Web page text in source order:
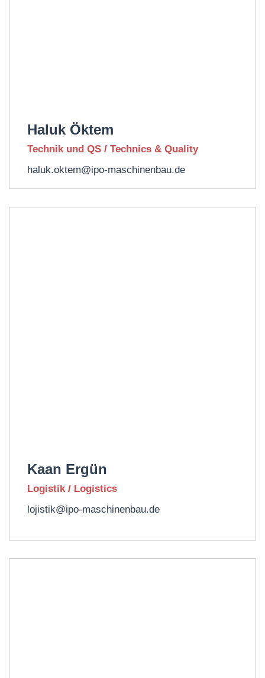
Haluk Öktem
Technik und QS / Technics & Quality
haluk.oktem@ipo-maschinenbau.de
Kaan Ergün
Logistik / Logistics
lojistik@ipo-maschinenbau.de